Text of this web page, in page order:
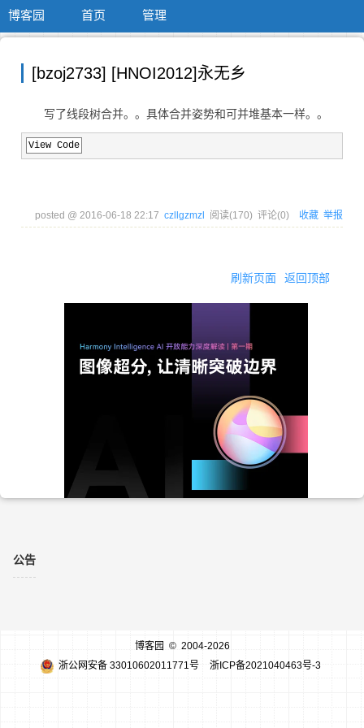
博客园 首页 管理
[bzoj2733] [HNOI2012]永无乡
写了线段树合并。。具体合并姿势和可并堆基本一样。。
View Code
posted @ 2016-06-18 22:17 czllgzmzl 阅读(170) 评论(0) 收藏 举报
刷新页面 返回顶部
公告
博客园 © 2004-2026
浙公网安备 33010602011771号
浙ICP备2021040463号-3